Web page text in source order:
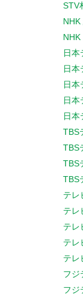
STV
NHK
NHK
日本
日本
日本
日本
日本
TBS
TBS
TBS
TBS
テレ
テレ
テレ
テレ
テレ
フジ
フジ